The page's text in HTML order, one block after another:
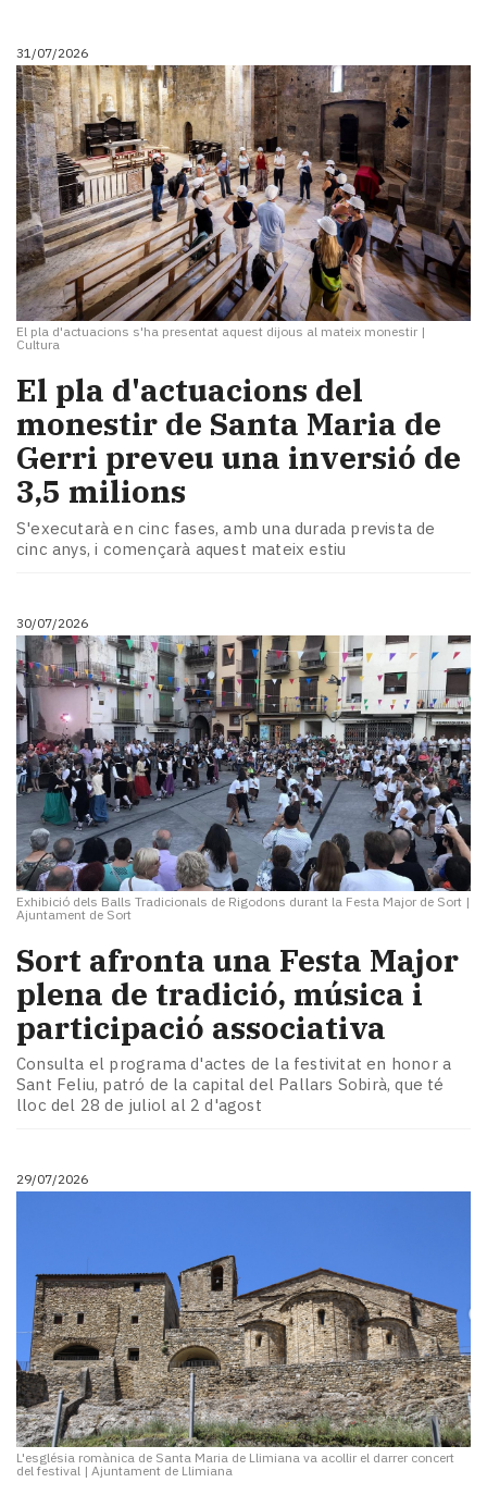
Cultura
Esports
Mai
tant!
TV
i
mitjans
El
temps
Reportatges
Entrevistes
Enquestes
escena!
Dis
la
teva!
Subscriptors
newsletter
Contingut
patrocinat
Lo
més
llegit...
Editorial
31/07/2026
El pla d'actuacions s'ha presentat aquest dijous al mateix monestir |
Cultura
El pla d'actuacions del
monestir de Santa Maria de
Gerri preveu una inversió de
3,5 milions
S'executarà en cinc fases, amb una durada prevista de
cinc anys, i començarà aquest mateix estiu
30/07/2026
Exhibició dels Balls Tradicionals de Rigodons durant la Festa Major de Sort |
Ajuntament de Sort
Sort afronta una Festa Major
plena de tradició, música i
participació associativa
Consulta el programa d'actes de la festivitat en honor a
Sant Feliu, patró de la capital del Pallars Sobirà, que té
lloc del 28 de juliol al 2 d'agost
29/07/2026
L'església romànica de Santa Maria de Llimiana va acollir el darrer concert
del festival | Ajuntament de Llimiana